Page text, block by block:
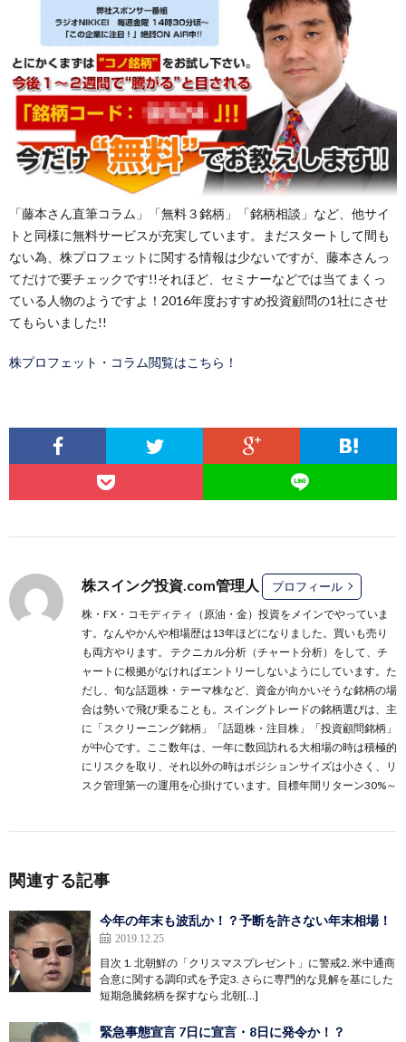
「藤本さん直筆コラム」「無料３銘柄」「銘柄相談」など、他サイ
トと同様に無料サービスが充実しています。まだスタートして間も
ない為、株プロフェットに関する情報は少ないですが、藤本さんっ
てだけで要チェックです!!それほど、セミナーなどでは当てまくっ
ている人物のようですよ！2016年度おすすめ投資顧問の1社にさせ
てもらいました!!
株プロフェット・コラム閲覧はこちら！
株スイング投資.com管理人 プロフィール
株・FX・コモディティ（原油・金）投資をメインでやっていま
す。なんやかんや相場歴は13年ほどになりました。買いも売り
も両方やります。 テクニカル分析（チャート分析）をして、チ
ャートに根拠がなければエントリーしないようにしています。た
だし、旬な話題株・テーマ株など、資金が向かいそうな銘柄の場
合は勢いで飛び乗ることも。スイングトレードの銘柄選びは、主
に 「スクリーニング銘柄」 「話題株・注目株」
「投資顧問銘柄」
が中心です。ここ数年は、一年に数回訪れる大相場の時は積極的
にリスクを取り、それ以外の時はポジションサイズは小さく、リ
スク管理第一の運用を心掛けています。目標年間リターン30%～
関連する記事
今年の年末も波乱か！？予断を許さない年末相場！
2019.12.25
目次 1. 北朝鮮の「クリスマスプレゼント」に警戒2. 米中通商
合意に関する調印式を予定3. さらに専門的な見解を基にした
短期急騰銘柄を探すなら 北朝[…]
緊急事態宣言 7日に宣言・8日に発令か！？